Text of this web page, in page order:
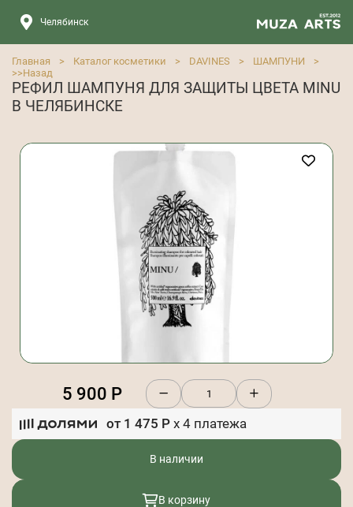
Челябинск
Главная > Каталог косметики > DAVINES > ШАМПУНИ
>
>>Назад
РЕФИЛ ШАМПУНЯ ДЛЯ ЗАЩИТЫ ЦВЕТА MINU
В ЧЕЛЯБИНСКЕ
5 900 Р
от 1 475 Р x 4 платежа
В наличии
В корзину